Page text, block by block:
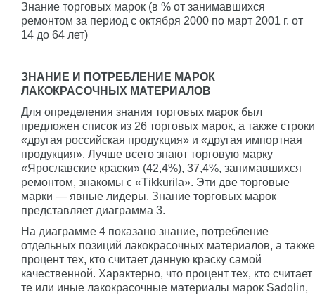
Знание торговых марок (в % от занимавшихся
ремонтом за период с октября 2000 по март 2001 г. от
14 до 64 лет)
ЗНАНИЕ И ПОТРЕБЛЕНИЕ МАРОК
ЛАКОКРАСОЧНЫХ МАТЕРИАЛОВ
Для определения знания торговых марок был
предложен список из 26 торговых марок, а также строки
«другая российская продукция» и «другая импортная
продукция». Лучше всего знают торговую марку
«Ярославские краски» (42,4%), 37,4%, занимавшихся
ремонтом, знакомы с «Тikkurila». Эти две торговые
марки — явные лидеры. Знание торговых марок
представляет диаграмма 3.
На диаграмме 4 показано знание, потребление
отдельных позиций лакокрасочных материалов, а также
процент тех, кто считает данную краску самой
качественной. Характерно, что процент тех, кто считает
те или иные лакокрасочные материалы марок Sadolin,